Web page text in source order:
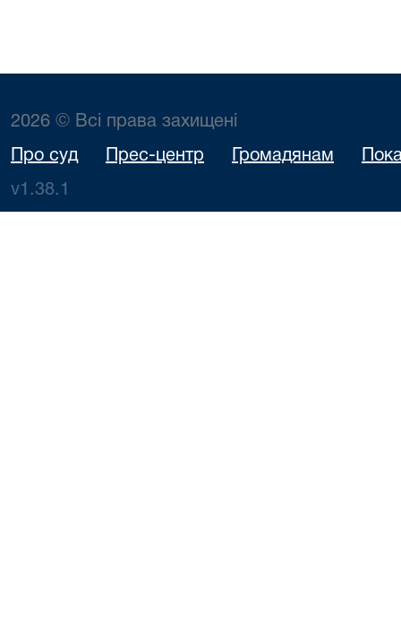
2026 © Всі права захищені
Про суд Прес-центр Громадянам
v1.38.1